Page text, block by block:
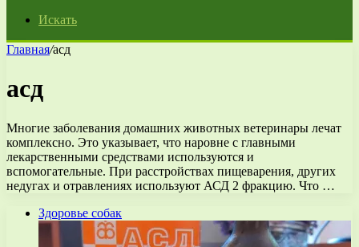
Искать
Главная/асд
асд
Многие заболевания домашних животных ветеринары лечат
комплексно. Это указывает, что наровне с главными
лекарственными средствами используются и
вспомогательные. При расстройствах пищеварения, других
недугах и отравлениях используют АСД 2 фракцию. Что …
Здоровье собак